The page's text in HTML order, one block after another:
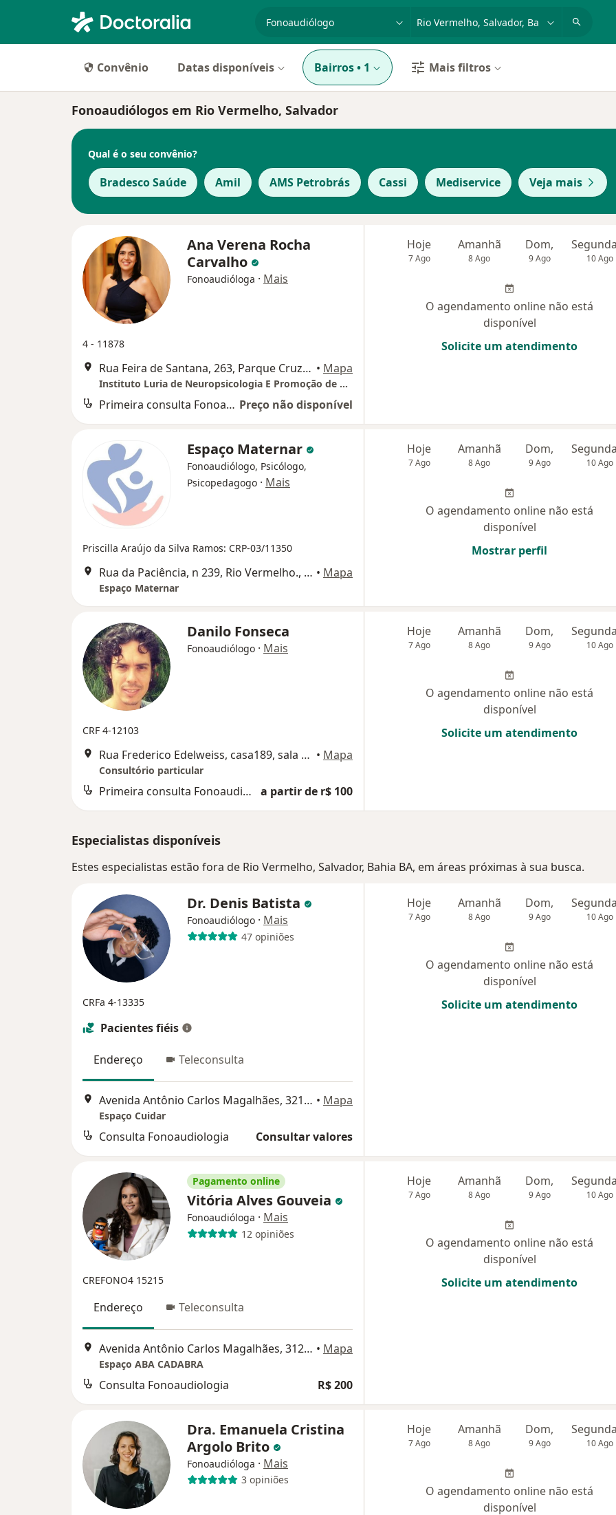
especialidade, doença ou nome
Convênio Datas disponíveis Bairros• 1 Mais filtros
Fonoaudiólogos em Rio Vermelho, Salvador
Qual é o seu convênio?
Bradesco Saúde Amil AMS Petrobrás Cassi Mediservice Veja mais
Ana Verena Rocha
Carvalho
Fonoaudióloga · Mais
4 - 11878
Rua Feira de Santana, 263, Parque Cruz Aguiar - Rio Vermelho, Salvador • Mapa
Instituto Luria de Neuropsicologia E Promoção de Saúde
Primeira consulta Fonoaudiologia Preço não disponível
Hoje
7 Ago
Amanhã
8 Ago
Dom,
9 Ago 10 Ago
O agendamento online não está
disponível
Solicite um atendimento
Espaço Maternar
Fonoaudiólogo, Psicólogo,
Psicopedagogo · Mais
Priscilla Araújo da Silva Ramos: CRP-03/11350
Rua da Paciência, n 239, Rio Vermelho., Salvador • Mapa
Espaço Maternar
Hoje
7 Ago
Amanhã
8 Ago
Dom,
9 Ago 10 Ago
O agendamento online não está
disponível
Mostrar perfil
Danilo Fonseca
Fonoaudiólogo · Mais
CRF 4-12103
Rua Frederico Edelweiss, casa189, sala 101, Nº 189, Salvador • Mapa
Consultório particular
Primeira consulta Fonoaudiologia a partir de r$ 100
Hoje
7 Ago
Amanhã
8 Ago
Dom,
9 Ago 10 Ago
O agendamento online não está
disponível
Solicite um atendimento
Especialistas disponíveis
Estes especialistas estão fora de Rio Vermelho, Salvador, Bahia BA, em áreas próximas à sua busca.
Dr. Denis Batista
Fonoaudiólogo · Mais
47 opiniões
CRFa 4-13335
Pacientes fiéis
Endereço Teleconsulta
Avenida Antônio Carlos Magalhães, 3213 - Ed. Golden Plaza, Salas 306/307, Salvador • Mapa
Espaço Cuidar
Consulta Fonoaudiologia Consultar valores
Hoje
7 Ago
Amanhã
8 Ago
Dom,
9 Ago 10 Ago
O agendamento online não está
disponível
Solicite um atendimento
Pagamento online
Vitória Alves Gouveia
Fonoaudióloga · Mais
12 opiniões
CREFONO4 15215
Endereço Teleconsulta
Avenida Antônio Carlos Magalhães, 3129, Salvador • Mapa
Espaço ABA CADABRA
Consulta Fonoaudiologia R$ 200
Hoje
7 Ago
Amanhã
8 Ago
Dom,
9 Ago 10 Ago
O agendamento online não está
disponível
Solicite um atendimento
Dra. Emanuela Cristina
Argolo Brito
Fonoaudióloga · Mais
3 opiniões
Hoje
7 Ago
Amanhã
8 Ago
Dom,
9 Ago 10 Ago
O agendamento online não está
disponível